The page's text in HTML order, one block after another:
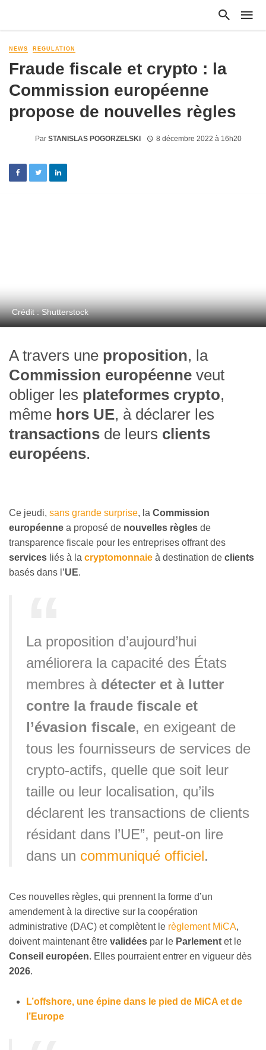
NEWS REGULATION
Fraude fiscale et crypto : la
Commission européenne
propose de nouvelles règles
Par STANISLAS POGORZELSKI 8 décembre 2022 à 16h20
Crédit : Shutterstock
A travers une proposition, la
Commission européenne veut
obliger les plateformes crypto,
même hors UE, à déclarer les
transactions de leurs clients
européens.
Ce jeudi, sans grande surprise, la Commission
européenne a proposé de nouvelles règles de
transparence fiscale pour les entreprises offrant des
services liés à la cryptomonnaie à destination de clients
basés dans l’UE.
La proposition d’aujourd’hui
améliorera la capacité des États
membres à détecter et à lutter
contre la fraude fiscale et
l’évasion fiscale, en exigeant de
tous les fournisseurs de services de
crypto-actifs, quelle que soit leur
taille ou leur localisation, qu’ils
déclarent les transactions de clients
résidant dans l’UE”, peut-on lire
dans un communiqué officiel.
Ces nouvelles règles, qui prennent la forme d’un
amendement à la directive sur la coopération
administrative (DAC) et complètent le règlement MiCA,
doivent maintenant être validées par le Parlement et le
Conseil européen. Elles pourraient entrer en vigueur dès
2026.
L’offshore, une épine dans le pied de MiCA et de
l’Europe